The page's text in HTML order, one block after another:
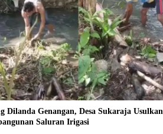
Dilanda Genangan, Desa Sukaraja Usulkan
Saluran Irigasi